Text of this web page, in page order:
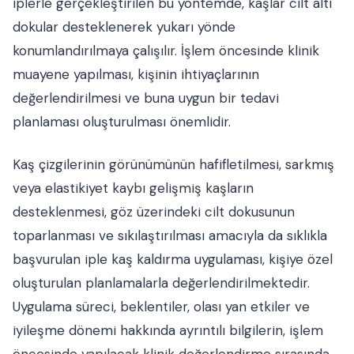
dokular desteklenerek yukarı yönde
konumlandırılmaya çalışılır. İşlem öncesinde klinik
muayene yapılması, kişinin ihtiyaçlarının
değerlendirilmesi ve buna uygun bir tedavi
planlaması oluşturulması önemlidir.
Kaş çizgilerinin görünümünün hafifletilmesi, sarkmış
veya elastikiyet kaybı gelişmiş kaşların
desteklenmesi, göz üzerindeki cilt dokusunun
toparlanması ve sıkılaştırılması amacıyla da sıklıkla
başvurulan iple kaş kaldırma uygulaması, kişiye özel
oluşturulan planlamalarla değerlendirilmektedir.
Uygulama süreci, beklentiler, olası yan etkiler ve
iyileşme dönemi hakkında ayrıntılı bilgilerin, işlem